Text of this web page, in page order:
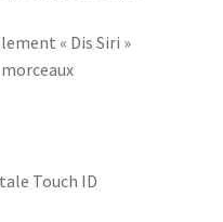
« Dis Siri »
Touch ID